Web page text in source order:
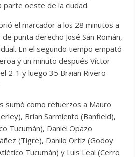
parte oeste de la ciudad.
el marcador a los 28 minutos a
punta derecho José San Román,
En el segundo tiempo empató
y un minuto después Víctor
2-1 y luego 35 Braian Rivero
sumó como refuerzos a Mauro
Brian Sarmiento (Banfield),
Tucumán), Daniel Opazo
(Tigre), Danilo Ortíz (Godoy
Tucumán) y Luis Leal (Cerro